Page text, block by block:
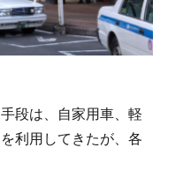
段は、自家用車、軽
利用してきたが、各